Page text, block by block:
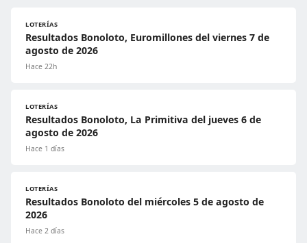
LOTERÍAS
Resultados Bonoloto, Euromillones del viernes 7 de
agosto de 2026
Hace 22h
LOTERÍAS
Resultados Bonoloto, La Primitiva del jueves 6 de
agosto de 2026
Hace 1 días
LOTERÍAS
Resultados Bonoloto del miércoles 5 de agosto de
2026
Hace 2 días